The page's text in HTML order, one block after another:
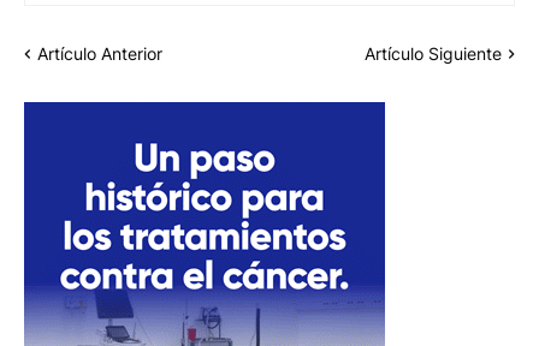
Artículo Anterior Artículo Siguiente